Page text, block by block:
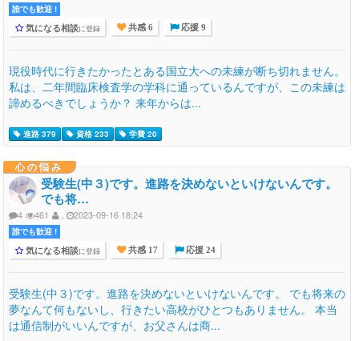
誰でも歓迎 !
気になる相談に登録 共感 6 応援 9
現役時代に行きたかったとある国立大への未練が断ち切れません。
私は、二年間臨床検査学の学科に通っているんですが、この未練は
諦めるべきでしょうか？ 来年からは...
進路 379 資格 233 学費 20
心の悩み
受験生(中３)です。進路を決めないといけないんです。
でも将…
4 461 . 2023-09-16 18:24
誰でも歓迎 !
気になる相談に登録 共感 17 応援 24
受験生(中３)です。進路を決めないといけないんです。 でも将来の
夢なんて何もないし、行きたい高校がひとつもありません。 本当
は通信制がいいんですが、お父さんは商...